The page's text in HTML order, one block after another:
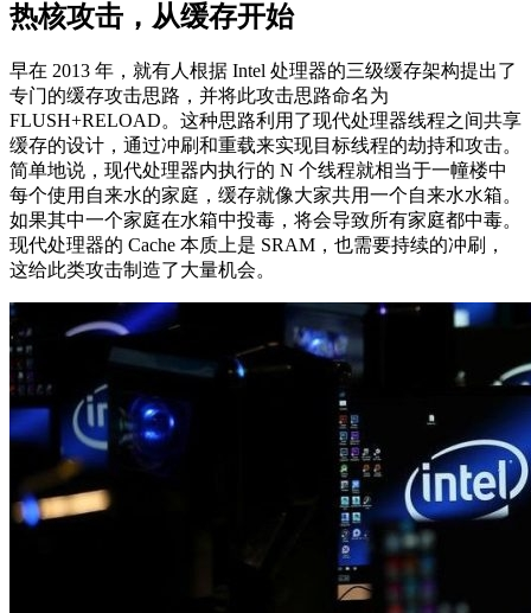
热核攻击，从缓存开始
早在 2013 年，就有人根据 Intel 处理器的三级缓存架构提出了
专门的缓存攻击思路，并将此攻击思路命名为
FLUSH+RELOAD。这种思路利用了现代处理器线程之间共享
缓存的设计，通过冲刷和重载来实现目标线程的劫持和攻击。
简单地说，现代处理器内执行的 N 个线程就相当于一幢楼中
每个使用自来水的家庭，缓存就像大家共用一个自来水水箱。
如果其中一个家庭在水箱中投毒，将会导致所有家庭都中毒。
现代处理器的 Cache 本质上是 SRAM，也需要持续的冲刷，
这给此类攻击制造了大量机会。